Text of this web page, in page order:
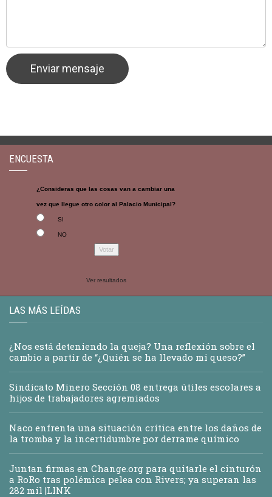
ENCUESTA
¿Consideras que las cosas van a cambiar una
vez que llegue otro color al Palacio Municipal?
SI
NO
Ver resultados
LAS MÁS LEÍDAS
¿Nos está deteniendo la queja? Una reflexión sobre el
cambio a partir de “¿Quién se ha llevado mi queso?”
Sindicato Minero Sección 08 entrega útiles escolares a
hijos de trabajadores agremiados
Naco enfrenta una situación crítica entre los daños de
la tromba y la incertidumbre por derrame químico
Juntan firmas en Change.org para quitarle el cinturón
a RoRo tras polémica pelea con Rivers; ya superan las
282 mil |LINK